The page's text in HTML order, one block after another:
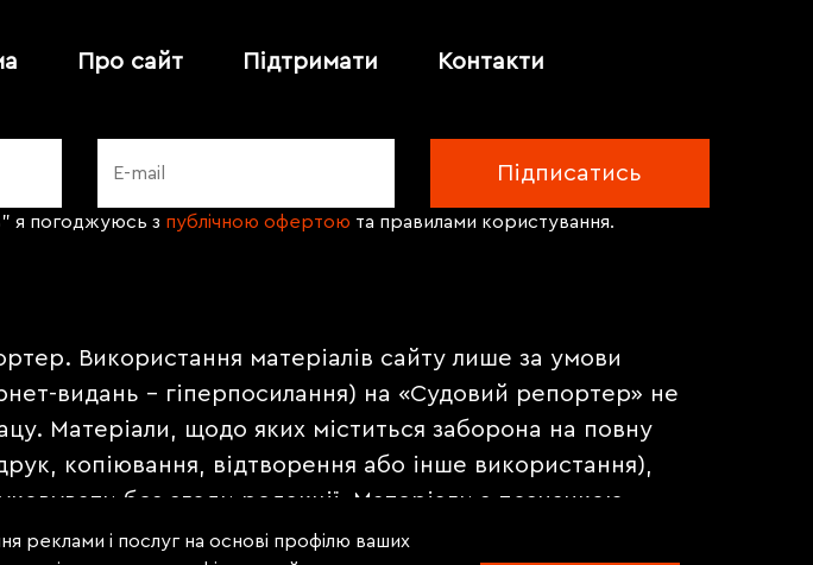
Про сайт Підтримати Контакти
я погоджуюсь з публічною офертою та правилами користування.
Використання матеріалів сайту лише за умови
видань - гіперпосилання) на «Судовий репортер» не
Матеріали, щодо яких міститься заборона на повну
копіювання, відтворення або інше використання),
без згоди редакції. Матеріали з позначкою
* публікуються на правах реклами.
реклами і послуг на основі профілю ваших